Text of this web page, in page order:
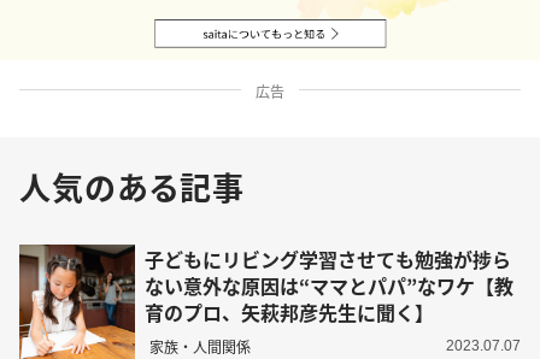
広告
人気のある記事
子どもにリビング学習させても勉強が捗ら
ない意外な原因は“ママとパパ”なワケ【教
育のプロ、矢萩邦彦先生に聞く】
家族・人間関係 2023.07.07